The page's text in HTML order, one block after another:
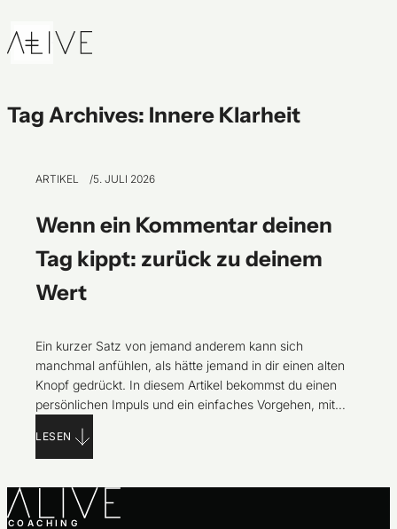
Tag Archives: Innere Klarheit
ARTIKEL 5. JULI 2026
Wenn ein Kommentar deinen
Tag kippt: zurück zu deinem
Wert
Ein kurzer Satz von jemand anderem kann sich
manchmal anfühlen, als hätte jemand in dir einen alten
Knopf gedrückt. In diesem Artikel bekommst du einen
persönlichen Impuls und ein einfaches Vorgehen, mit
LESEN
COACHING